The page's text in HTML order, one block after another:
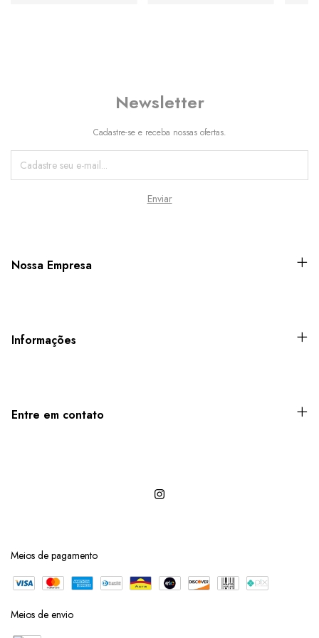
Newsletter
Cadastre-se e receba nossas ofertas.
Nossa Empresa
Informações
Entre em contato
Meios de pagamento
Meios de envio